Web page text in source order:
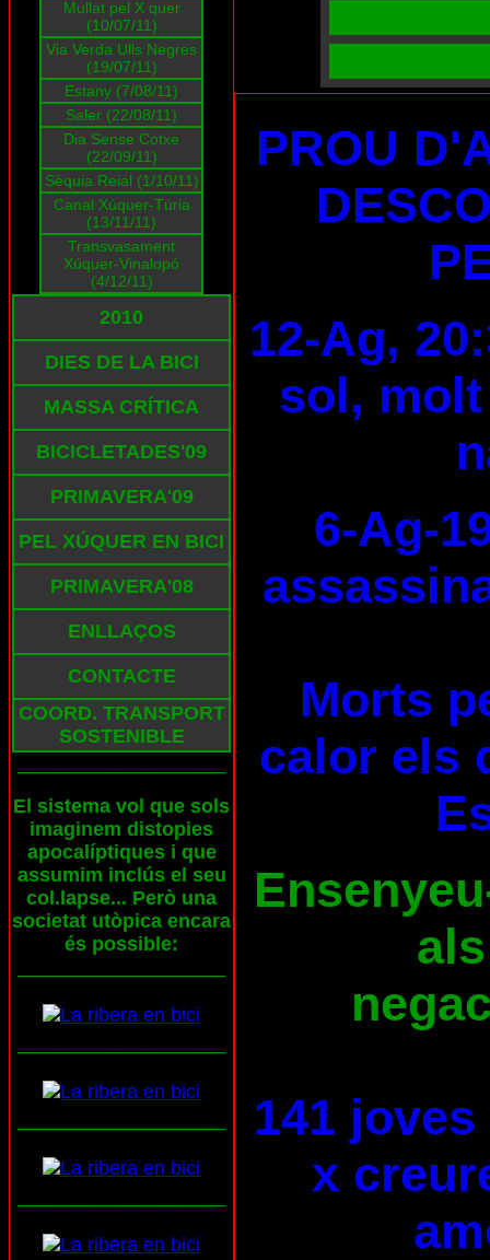
Mullat pel X quer
(10/07/11)
Via Verda Ulls Negres
(19/07/11)
Estany (7/08/11)
Saler (22/08/11)
Dia Sense Cotxe
(22/09/11)
Sèquia Reial (1/10/11)
Canal Xúquer-Túria
(13/11/11)
Transvasament
Xúquer-Vinalopó
(4/12/11)
2010
DIES DE LA BICI
MASSA CRÍTICA
BICICLETADES'09
PRIMAVERA'09
PEL XÚQUER EN BICI
PRIMAVERA'08
ENLLAÇOS
CONTACTE
COORD. TRANSPORT
SOSTENIBLE
El sistema vol que sols
imaginem distopies
apocalíptiques i que
assumim inclús el seu
col.lapse... Però una
societat utòpica encara
és possible:
PROU
12-Ag,
sol,
6-Ag-
Morts
calor els
141
x